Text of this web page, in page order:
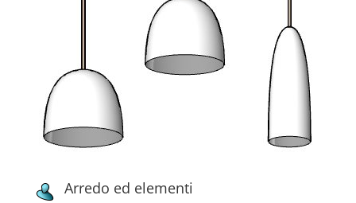
Arredo ed elementi